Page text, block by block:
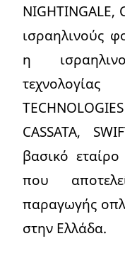
NIGHTINGALE,
ισραηλινούς
η
τεχνολογίας
CASSATA,
βασικό
που
παραγωγής
στην Ελλάδα.